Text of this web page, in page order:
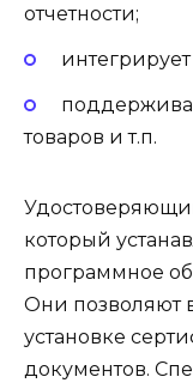
отчетности;
товаров и т.п.
который
программное
Они позволяют
установке
документов.